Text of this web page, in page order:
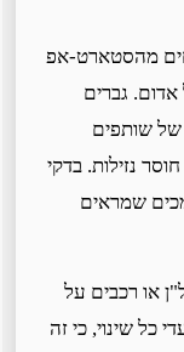
מהסטארט-אפ
גברים
שותפים
נזילות. בדקי
שמראים
או רכבים על
שינוי, כי זה